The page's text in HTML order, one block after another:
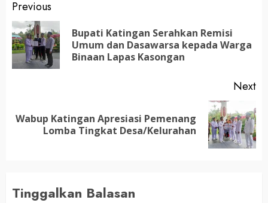
Post
navigation
Previous
Bupati Katingan Serahkan Remisi
Umum dan Dasawarsa kepada Warga
Binaan Lapas Kasongan
Next
Next
Wabup Katingan Apresiasi Pemenang
Lomba Tingkat Desa/Kelurahan
Tinggalkan Balasan